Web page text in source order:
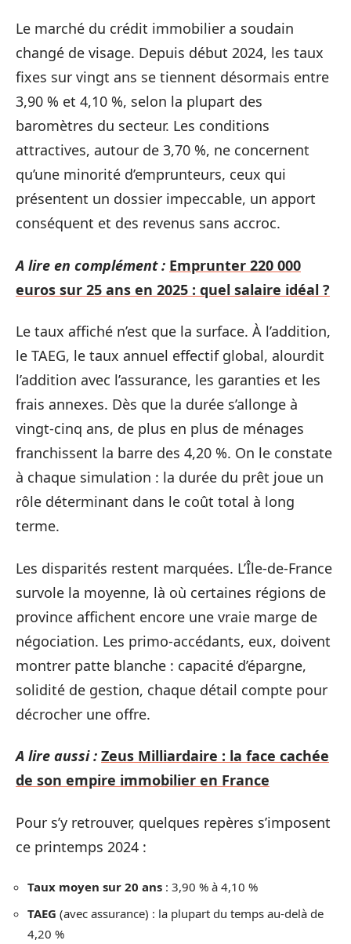
Le marché du crédit immobilier a soudain
changé de visage. Depuis début 2024, les taux
fixes sur vingt ans se tiennent désormais entre
3,90 % et 4,10 %, selon la plupart des
baromètres du secteur. Les conditions
attractives, autour de 3,70 %, ne concernent
qu’une minorité d’emprunteurs, ceux qui
présentent un dossier impeccable, un apport
conséquent et des revenus sans accroc.
A lire en complément : Emprunter 220 000
euros sur 25 ans en 2025 : quel salaire idéal ?
Le taux affiché n’est que la surface. À l’addition,
le TAEG, le taux annuel effectif global, alourdit
l’addition avec l’assurance, les garanties et les
frais annexes. Dès que la durée s’allonge à
vingt-cinq ans, de plus en plus de ménages
franchissent la barre des 4,20 %. On le constate
à chaque simulation : la durée du prêt joue un
rôle déterminant dans le coût total à long
terme.
Les disparités restent marquées. L’Île-de-France
survole la moyenne, là où certaines régions de
province affichent encore une vraie marge de
négociation. Les primo-accédants, eux, doivent
montrer patte blanche : capacité d’épargne,
solidité de gestion, chaque détail compte pour
décrocher une offre.
A lire aussi : Zeus Milliardaire : la face cachée
de son empire immobilier en France
Pour s’y retrouver, quelques repères s’imposent
ce printemps 2024 :
Taux moyen sur 20 ans : 3,90 % à 4,10 %
TAEG (avec assurance) : la plupart du temps au-delà de
4,20 %